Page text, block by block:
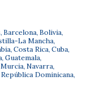
, Barcelona, Bolivia,
La Mancha,
, Costa Rica, Cuba,
, Guatemala,
Murcia, Navarra,
República Dominicana,